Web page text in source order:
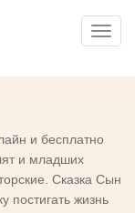
и бесплатно
и младших
Сказка Сын
постигать жизнь